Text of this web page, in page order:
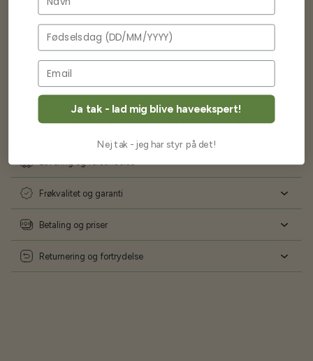
Karsten Larsen
Ofte stillede spørgsmål
Frøkvalitet og garanti
Betaling og priser
Returnering og fortrydelse
Fødselsdag
Ja tak - lad mig blive haveekspert!
Nej tak - jeg har styr på det!